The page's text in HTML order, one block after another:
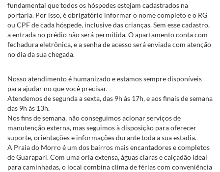
fundamental que todos os hóspedes estejam cadastrados na
portaria. Por isso, é obrigatório informar o nome completo e o RG
ou CPF de cada hóspede, inclusive das crianças. Sem esse cadastro,
a entrada no prédio não será permitida. O apartamento conta com
fechadura eletrônica, e a senha de acesso será enviada com atenção
no dia da sua chegada.
Nosso atendimento é humanizado e estamos sempre disponíveis
para ajudar no que você precisar.
Atendemos de segunda a sexta, das 9h às 17h, e aos finais de semana
das 9h às 13h.
Nos fins de semana, não conseguimos acionar serviços de
manutenção externa, mas seguimos à disposição para oferecer
suporte, orientações e informações durante toda a sua estadia.
A Praia do Morro é um dos bairros mais encantadores e completos
de Guarapari. Com uma orla extensa, águas claras e calçadão ideal
para caminhadas, o local combina clima de férias com conveniência